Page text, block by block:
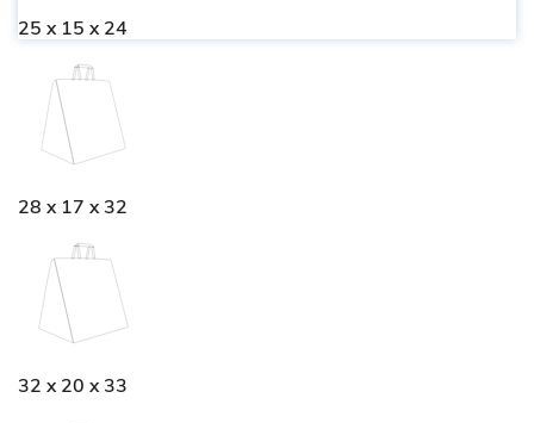
25 x 15 x 24
28 x 17 x 32
32 x 20 x 33